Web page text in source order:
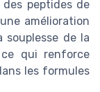
peptides de
amélioration
de la
ce qui renforce
les formules